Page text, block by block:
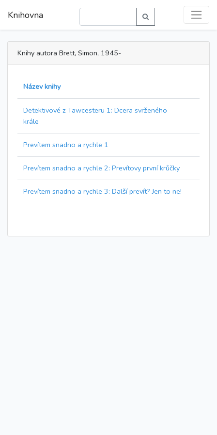
Knihovna
Knihy autora Brett, Simon, 1945-
Název knihy
Detektivové z Tawcesteru 1: Dcera svrženého
krále
Prevítem snadno a rychle 1
Prevítem snadno a rychle 2: Prevítovy první krůčky
Prevítem snadno a rychle 3: Další prevít? Jen to ne!